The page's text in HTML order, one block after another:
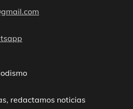
redactamos noticias